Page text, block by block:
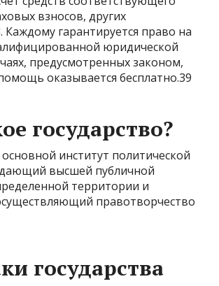
взносов, других
Каждому гарантируется право на
юридической
предусмотренных законом,
оказывается бесплатно.39
государство?
основной институт политической
высшей публичной
территории и
правотворчество
государства